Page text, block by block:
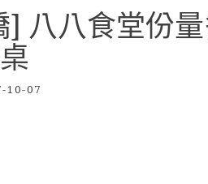
] 八八食堂份
10-07